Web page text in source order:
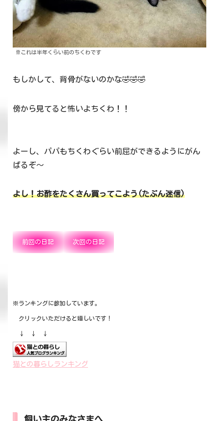
※これは半年くらい前のちくわです
もしかして、背骨がないのかな🤣🤣🤣
傍から見てると怖いよちくわ！！
よーし、パパもちくわぐらい前屈ができるようにがん
ばるぞ～
よし！お酢をたくさん買ってこよう(たぶん迷信)
前回の日記 次回の日記
※ランキングに参加しています。
クリックいただけると嬉しいです！
↓ ↓ ↓
猫との暮らしランキング
飼い主のみなさまへ